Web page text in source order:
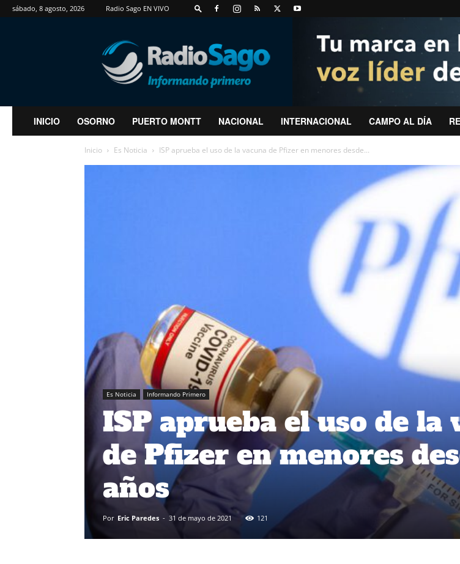
sábado, 8 agosto, 2026 Radio Sago EN VIVO
RadioSago
INICIO OSORNO PUERTO MONTT NACIONAL INTERNACIONAL CAMPO AL DÍA
Inicio Es Noticia ISP aprueba el uso de la vacuna de Pfizer en menores desde...
Es Noticia Informando Primero
ISP aprueba el uso de la
de Pfizer en menores
años
Por Eric Paredes - 31 de mayo de 2021 121